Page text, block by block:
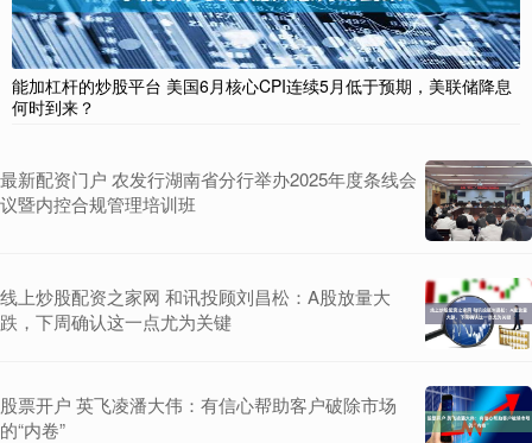
能加杠杆的炒股平台 美国6月核心CPI连续5月低于预期，美联储降息
何时到来？
最新配资门户 农发行湖南省分行举办2025年度条线会
议暨内控合规管理培训班
线上炒股配资之家网 和讯投顾刘昌松：A股放量大
跌，下周确认这一点尤为关键
股票开户 英飞凌潘大伟：有信心帮助客户破除市场
的“内卷”